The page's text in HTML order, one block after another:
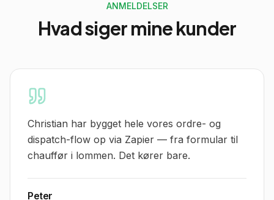
ANMELDELSER
Hvad sigermine kunder
Christian har bygget hele vores ordre- og
dispatch-flow op via Zapier — fra formular til
chauffør i lommen. Det kører bare.
Peter